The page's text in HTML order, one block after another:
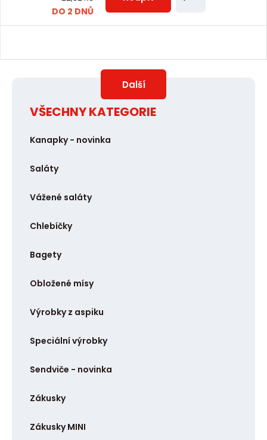
e
DO 2 DNŮ
ě
i
Další
VŠECHNY KATEGORIE
Kanapky - novinka
Saláty
Vážené saláty
Chlebíčky
Bagety
Obložené mísy
Výrobky z aspiku
Speciální výrobky
Sendviče - novinka
Zákusky
Zákusky MINI